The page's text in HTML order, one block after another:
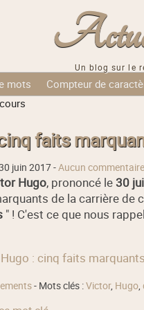
Un blog sur le
mots Compteur de
faits
juin 2017-Aucun commentaire
Hugo, prononcé le 30
de la carrière de
" ! C'est ce que nous
: cinq faits
- Mots clés :Victor, Hugo,